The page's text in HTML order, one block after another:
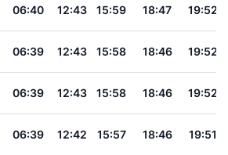
06:40 12:43 15:59 18:47 19:52
06:39 12:43 15:58 18:46 19:52
06:39 12:43 15:58 18:46 19:52
06:39 12:42 15:57 18:46 19:51